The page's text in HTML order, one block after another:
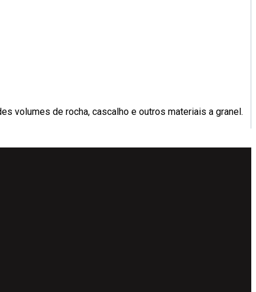
volumes de rocha, cascalho e outros materiais a granel.